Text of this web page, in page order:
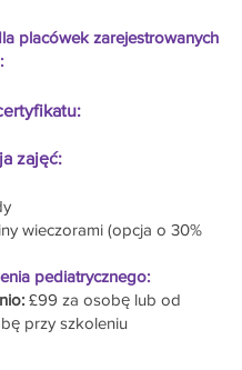
placówek zarejestrowanych
zajęć:
wieczorami (opcja o 30%
pediatrycznego:
£99 za osobę lub od
przy szkoleniu